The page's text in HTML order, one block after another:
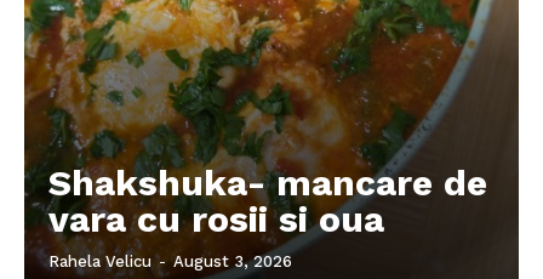
Shakshuka- mancare de
vara cu rosii si oua
Rahela Velicu - August 3, 2026